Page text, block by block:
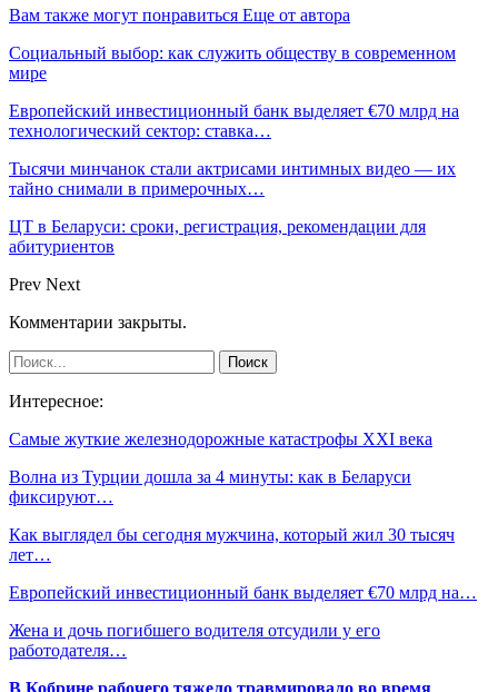
Вам также могут понравиться Еще от автора
Социальный выбор: как служить обществу в современном
мире
Европейский инвестиционный банк выделяет €70 млрд на
технологический сектор: ставка…
Тысячи минчанок стали актрисами интимных видео — их
тайно снимали в примерочных…
ЦТ в Беларуси: сроки, регистрация, рекомендации для
абитуриентов
Prev Next
Комментарии закрыты.
Интересное:
Самые жуткие железнодорожные катастрофы XXI века
Волна из Турции дошла за 4 минуты: как в Беларуси
фиксируют…
Как выглядел бы сегодня мужчина, который жил 30 тысяч
лет…
Европейский инвестиционный банк выделяет €70 млрд на…
Жена и дочь погибшего водителя отсудили у его
работодателя…
В Кобрине рабочего тяжело травмировало во время